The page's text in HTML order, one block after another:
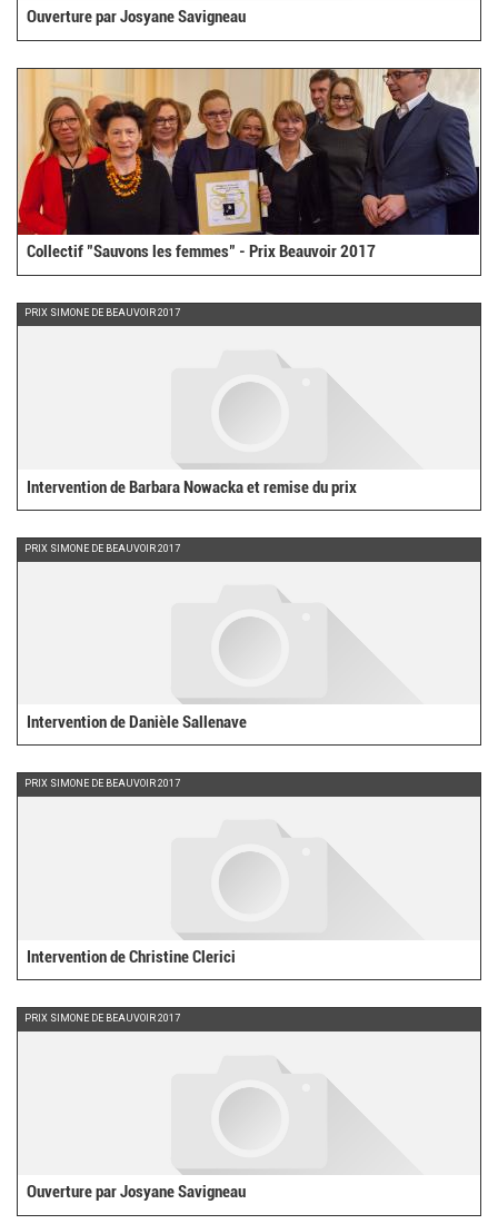
Ouverture par Josyane Savigneau
Collectif "Sauvons les femmes" - Prix Beauvoir 2017
PRIX SIMONE DE BEAUVOIR 2017
Intervention de Barbara Nowacka et remise du prix
PRIX SIMONE DE BEAUVOIR 2017
Intervention de Danièle Sallenave
PRIX SIMONE DE BEAUVOIR 2017
Intervention de Christine Clerici
PRIX SIMONE DE BEAUVOIR 2017
Ouverture par Josyane Savigneau